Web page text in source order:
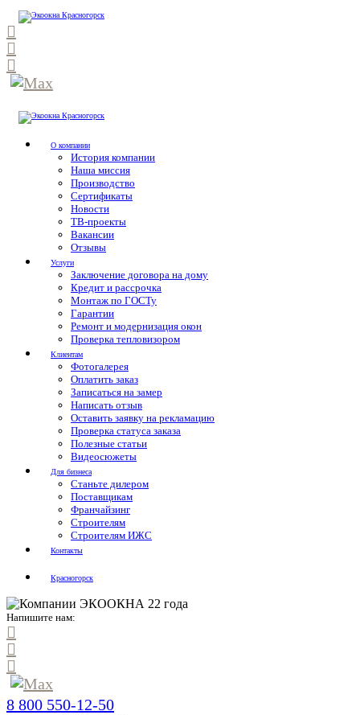
О компании
История компании
Наша миссия
Производство
Сертификаты
Новости
ТВ-проекты
Вакансии
Отзывы
Услуги
Заключение договора на дому
Кредит и рассрочка
Монтаж по ГОСТу
Гарантии
Ремонт и модернизация окон
Проверка тепловизором
Клиентам
Фотогалерея
Оплатить заказ
Записаться на замер
Написать отзыв
Оставить заявку на рекламацию
Проверка статуса заказа
Полезные статьи
Видеосюжеты
Для бизнеса
Станьте дилером
Поставщикам
Франчайзинг
Строителям
Строителям ИЖС
Контакты
Красногорск
Напишите нам:
8 800 550-12-50